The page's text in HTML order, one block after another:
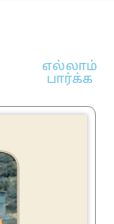
எல்லாம்
பார்க்க